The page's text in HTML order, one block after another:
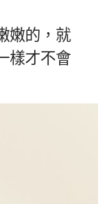
嫩的，就
樣才不會